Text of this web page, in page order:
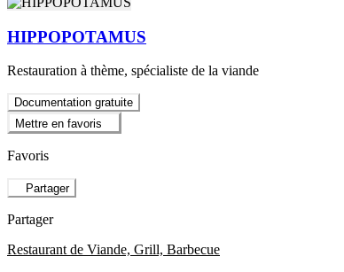
HIPPOPOTAMUS
Restauration à thème, spécialiste de la viande
Documentation gratuite
Mettre en favoris
Favoris
Partager
Partager
Restaurant de Viande, Grill, Barbecue